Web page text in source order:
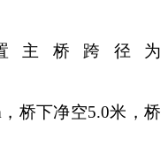
主桥跨径为
，桥下净空5.0米，桥